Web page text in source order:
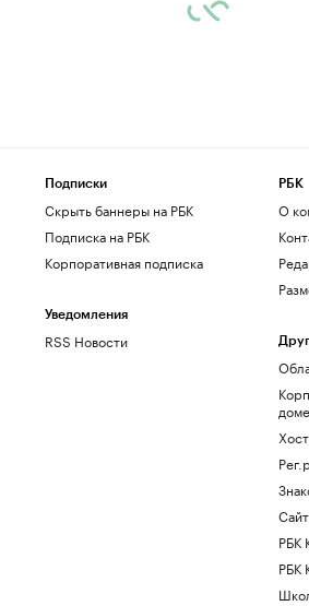
Подписки
Скрыть баннеры на РБК
Подписка на РБК
Корпоративная подписка
Уведомления
RSS Новости
РБК
О
РБК
РБК